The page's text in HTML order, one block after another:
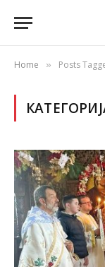
Home » Posts